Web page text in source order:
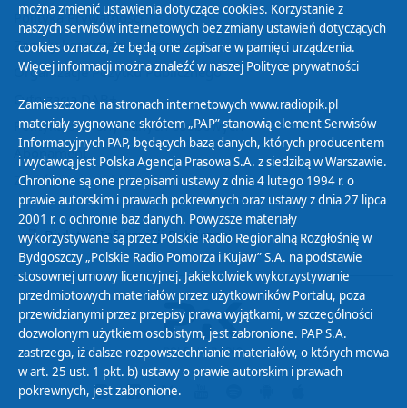
Polityka Prywatności
Zasady korzystania z Serwisu
Organizacje Pożytku Publicznego
Cyfryzacja DAB+
Polityka ochrony danych osobowych
Abonament
Zamówienia publiczne
Biuletyn Informacji Publicznej
można zmienić ustawienia dotyczące cookies. Korzystanie z
naszych serwisów internetowych bez zmiany ustawień dotyczących
cookies oznacza, że będą one zapisane w pamięci urządzenia.
Więcej informacji można znaleźć w naszej Polityce prywatności
Zamieszczone na stronach internetowych www.radiopik.pl
materiały sygnowane skrótem „PAP” stanowią element Serwisów
Informacyjnych PAP, będących bazą danych, których producentem
i wydawcą jest Polska Agencja Prasowa S.A. z siedzibą w Warszawie.
Chronione są one przepisami ustawy z dnia 4 lutego 1994 r. o
prawie autorskim i prawach pokrewnych oraz ustawy z dnia 27 lipca
2001 r. o ochronie baz danych. Powyższe materiały
wykorzystywane są przez Polskie Radio Regionalną Rozgłośnię w
Bydgoszczy „Polskie Radio Pomorza i Kujaw” S.A. na podstawie
stosownej umowy licencyjnej. Jakiekolwiek wykorzystywanie
przedmiotowych materiałów przez użytkowników Portalu, poza
przewidzianymi przez przepisy prawa wyjątkami, w szczególności
dozwolonym użytkiem osobistym, jest zabronione. PAP S.A.
zastrzega, iż dalsze rozpowszechnianie materiałów, o których mowa
w art. 25 ust. 1 pkt. b) ustawy o prawie autorskim i prawach
pokrewnych, jest zabronione.